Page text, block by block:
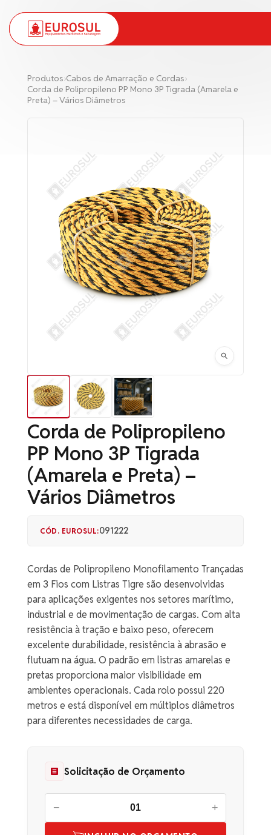
Produtos›Cabos de Amarração e Cordas›
Corda de Polipropileno PP Mono 3P Tigrada (Amarela e
Preta) – Vários Diâmetros
Corda de Polipropileno
PP Mono 3P Tigrada
(Amarela e Preta) –
Vários Diâmetros
CÓD. EUROSUL:091222
Cordas de Polipropileno Monofilamento Trançadas
em 3 Fios com Listras Tigre são desenvolvidas
para aplicações exigentes nos setores marítimo,
industrial e de movimentação de cargas. Com alta
resistência à tração e baixo peso, oferecem
excelente durabilidade, resistência à abrasão e
flutuam na água. O padrão em listras amarelas e
pretas proporciona maior visibilidade em
ambientes operacionais. Cada rolo possui 220
metros e está disponível em múltiplos diâmetros
para diferentes necessidades de carga.
Solicitação de Orçamento
− +